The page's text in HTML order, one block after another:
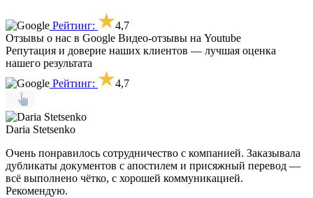
Рейтинг:
4,7
Отзывы о нас в Google Видео-отзывы на Youtube
Репутация и доверие наших клиентов — лучшая оценка
нашего результата
Рейтинг:
4,7
Daria Stetsenko
Очень понравилось сотрудничество с компанией. Заказывала
дубликаты документов с апостилем и присяжный перевод —
всё выполнено чётко, с хорошей коммуникацией.
Рекомендую.